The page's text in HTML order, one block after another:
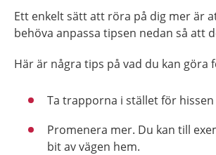
Ett enkelt sätt att röra på dig mer är
behöva anpassa tipsen nedan så att
Här är några tips på vad du kan göra
Ta trapporna i stället för
Promenera mer. Du kan till
bit av vägen hem.